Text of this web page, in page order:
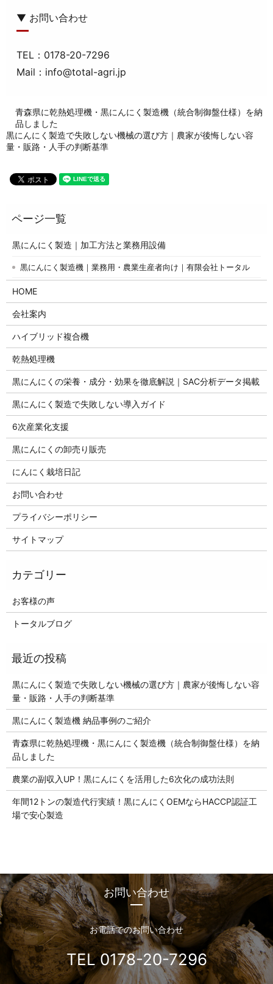
▼ お問い合わせ
TEL：0178-20-7296
Mail：info@total-agri.jp
青森県に乾熱処理機・黒にんにく製造機（統合制御盤仕様）を納
品しました
黒にんにく製造で失敗しない機械の選び方｜農家が後悔しない容
量・販路・人手の判断基準
黒にんにく製造｜加工方法と業務用設備
黒にんにく製造機｜業務用・農業生産者向け｜有限会社トータル
HOME
会社案内
ハイブリッド複合機
乾熱処理機
黒にんにくの栄養・成分・効果を徹底解説｜SAC分析データ掲載
黒にんにく製造で失敗しない導入ガイド
6次産業化支援
黒にんにくの卸売り販売
にんにく栽培日記
お問い合わせ
プライバシーポリシー
サイトマップ
お客様の声
トータルブログ
黒にんにく製造で失敗しない機械の選び方｜農家が後悔しない容
量・販路・人手の判断基準
黒にんにく製造機 納品事例のご紹介
青森県に乾熱処理機・黒にんにく製造機（統合制御盤仕様）を納
品しました
農業の副収入UP！黒にんにくを活用した6次化の成功法則
年間12トンの製造代行実績！黒にんにくOEMならHACCP認証工
場で安心製造
お問い合わせ
お電話でのお問い合わせ
TEL 0178-20-7296